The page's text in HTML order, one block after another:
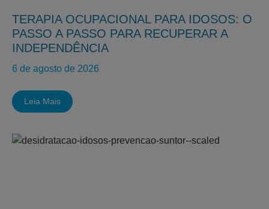
TERAPIA OCUPACIONAL PARA IDOSOS: O
PASSO A PASSO PARA RECUPERAR A
INDEPENDÊNCIA
6 de agosto de 2026
Leia Mais